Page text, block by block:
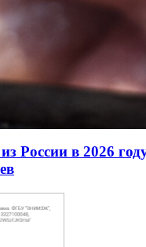
России в 2026